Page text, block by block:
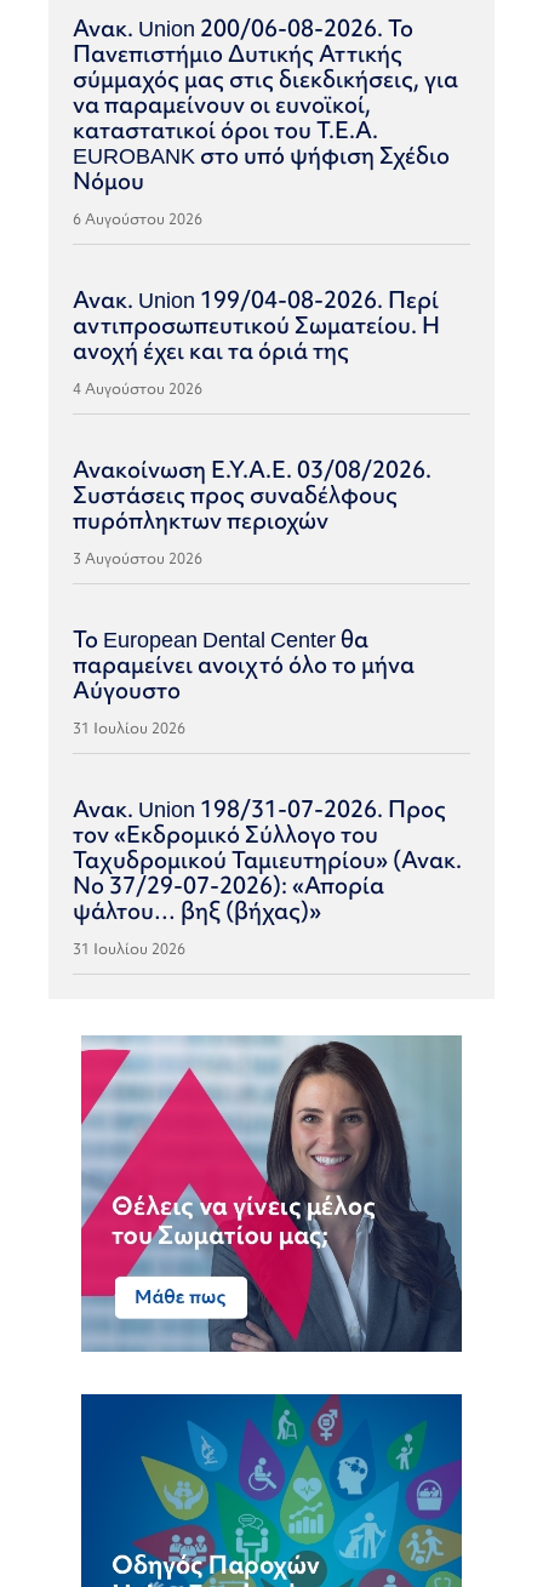
Ανακ. Union 200/06-08-2026. Το
Πανεπιστήμιο Δυτικής Αττικής
σύμμαχός μας στις διεκδικήσεις, για
να παραμείνουν οι ευνοϊκοί,
καταστατικοί όροι του Τ.Ε.Α.
EUROBANK στο υπό ψήφιση Σχέδιο
Νόμου
6 Αυγούστου 2026
Ανακ. Union 199/04-08-2026. Περί
αντιπροσωπευτικού Σωματείου. Η
ανοχή έχει και τα όριά της
4 Αυγούστου 2026
Ανακοίνωση Ε.Υ.Α.Ε. 03/08/2026.
Συστάσεις προς συναδέλφους
πυρόπληκτων περιοχών
3 Αυγούστου 2026
Το European Dental Center θα
παραμείνει ανοιχτό όλο το μήνα
Αύγουστο
31 Ιουλίου 2026
Ανακ. Union 198/31-07-2026. Προς
τον «Εκδρομικό Σύλλογο του
Ταχυδρομικού Ταμιευτηρίου» (Ανακ.
Νο 37/29-07-2026): «Απορία
ψάλτου… βηξ (βήχας)»
31 Ιουλίου 2026